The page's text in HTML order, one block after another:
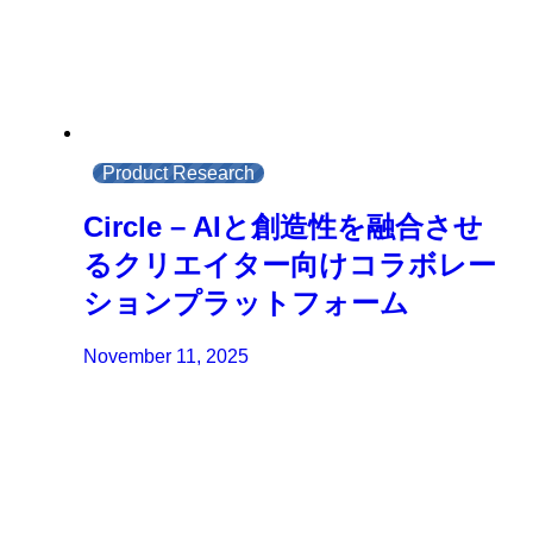
Product Research
Circle – AIと創造性を融合させ
るクリエイター向けコラボレー
ションプラットフォーム
November 11, 2025